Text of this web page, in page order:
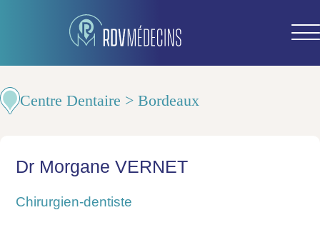
Centre Dentaire > Bordeaux
Dr Morgane VERNET
Chirurgien-dentiste